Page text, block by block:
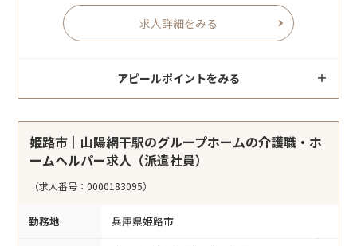
求人詳細をみる
アピールポイントをみる
姫路市｜山陽網干駅のグループホームの介護職・ホ
ームヘルパー求人（派遣社員）
（求人番号：0000183095）
勤務地 兵庫県姫路市